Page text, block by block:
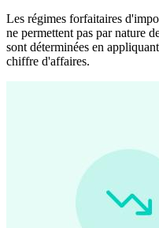
Les régimes forfaitaires
ne permettent pas par nature
sont déterminées en
chiffre d'affaires.